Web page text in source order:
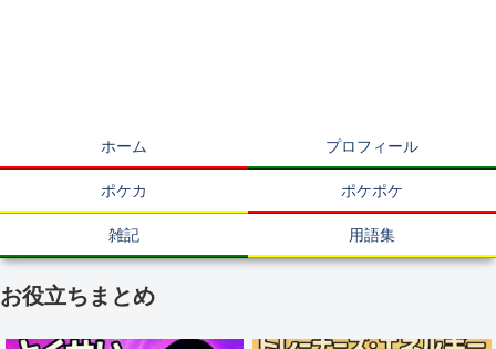
ホーム プロフィール
ポケカ ポケポケ
雑記 用語集
お役立ちまとめ